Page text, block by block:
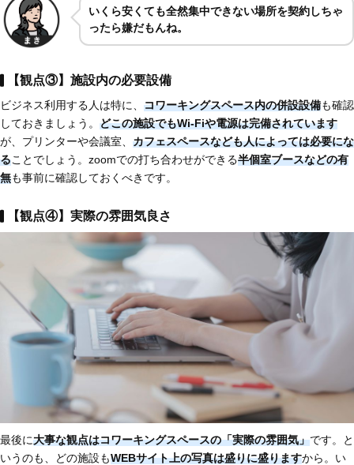
いくら安くても全然集中できない場所を契約しちゃ
ったら嫌だもんね。
【観点③】施設内の必要設備
ビジネス利用する人は特に、 コワーキングスペース内の併設設備も確認
しておきましょう。 どこの施設でもWi-Fiや電源は完備されています
が、プリンターや会議室、 カフェスペースなども人によっては必要にな
ることでしょう。zoomでの打ち合わせができる半個室ブースなどの有
無も事前に確認しておくべきです。
【観点④】実際の雰囲気良さ
最後に大事な観点はコワーキングスペースの「実際の雰囲気」です。と
いうのも、どの施設もWEBサイト上の写真は盛りに盛りますから。い